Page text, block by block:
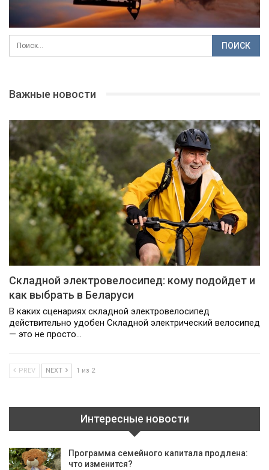
Важные новости
Складной электровелосипед: кому подойдет и
как выбрать в Беларуси
В каких сценариях складной электровелосипед
действительно удобен Складной электрический велосипед
— это не просто…
PREV NEXT 1 из 2
Интересные новости
Программа семейного капитала продлена:
что изменится?